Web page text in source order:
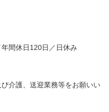
間休日120日／日休み
介護、送迎業務等をお願いい